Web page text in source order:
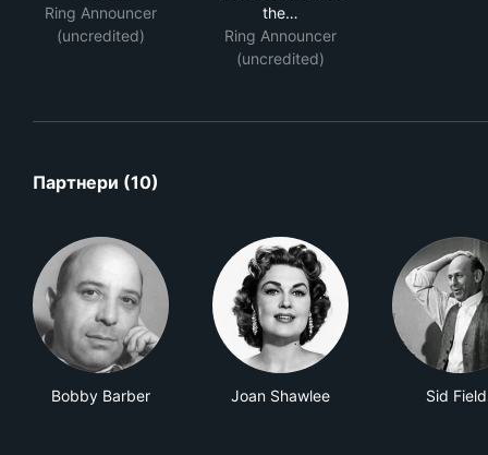
Ring Announcer
(uncredited)
the…
Ring Announcer
(uncredited)
Партнери (10)
Bobby Barber Joan Shawlee Sid